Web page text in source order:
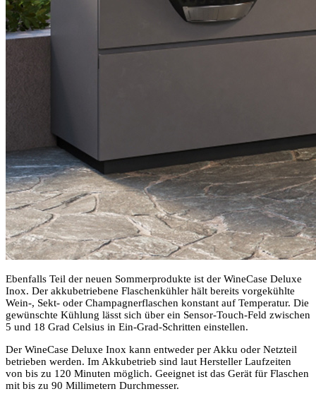
Ebenfalls Teil der neuen Sommerprodukte ist der WineCase Deluxe
Inox. Der akkubetriebene Flaschenkühler hält bereits vorgekühlte
Wein-, Sekt- oder Champagnerflaschen konstant auf Temperatur. Die
gewünschte Kühlung lässt sich über ein Sensor-Touch-Feld zwischen
5 und 18 Grad Celsius in Ein-Grad-Schritten einstellen.
Der WineCase Deluxe Inox kann entweder per Akku oder Netzteil
betrieben werden. Im Akkubetrieb sind laut Hersteller Laufzeiten
von bis zu 120 Minuten möglich. Geeignet ist das Gerät für Flaschen
mit bis zu 90 Millimetern Durchmesser.